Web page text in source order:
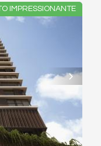
IMPRESSIONANTE